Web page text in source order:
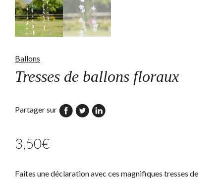
Ballons
Tresses de ballons floraux
Partager sur
3,50€
Faites une déclaration avec ces magnifiques tresses de